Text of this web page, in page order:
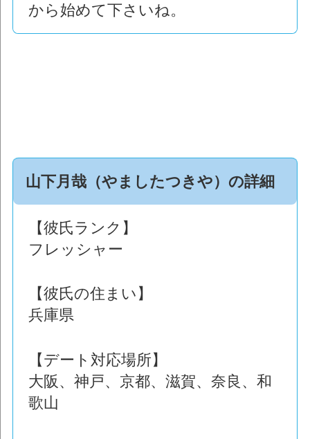
から始めて下さいね。
山下月哉（やましたつきや）の詳細
【彼氏ランク】
フレッシャー
【彼氏の住まい】
兵庫県
【デート対応場所】
大阪、神戸、京都、滋賀、奈良、和
歌山